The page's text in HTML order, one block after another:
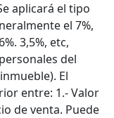
aplicará el tipo
el 7%,
3,5%, etc,
del
El
entre: 1.- Valor
de venta. Puede